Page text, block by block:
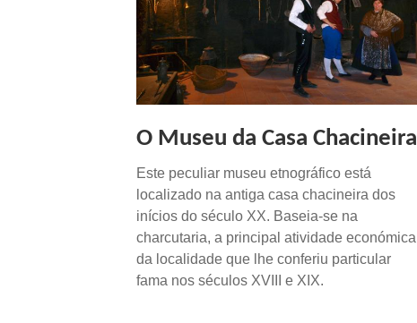
O Museu da Casa Chacineira
Este peculiar museu etnográfico está
localizado na antiga casa chacineira dos
inícios do século XX. Baseia-se na
charcutaria, a principal atividade económica
da localidade que lhe conferiu particular
fama nos séculos XVIII e XIX.